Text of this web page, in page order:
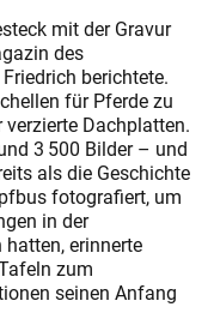
mit der Gravur
des
berichtete.
für Pferde zu
Dachplatten.
3 500 Bilder – und
als die Geschichte
fotografiert, um
in der
erinnerte
zum
seinen Anfang